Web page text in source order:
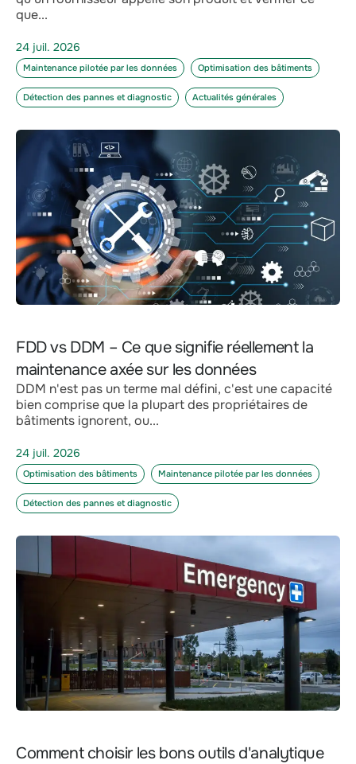
que...
24 juil. 2026
Maintenance pilotée par les données Optimisation des bâtiments
Détection des pannes et diagnostic Actualités générales
FDD vs DDM – Ce que signifie réellement la
maintenance axée sur les données
DDM n'est pas un terme mal défini, c'est une capacité
bien comprise que la plupart des propriétaires de
bâtiments ignorent, ou...
24 juil. 2026
Optimisation des bâtiments Maintenance pilotée par les données
Détection des pannes et diagnostic
Comment choisir les bons outils d'analytique